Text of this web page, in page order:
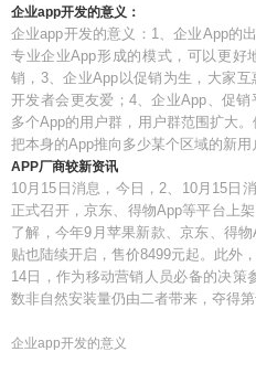
企业app开发的意义：
企业app开发的意义：1、企业App的
专业企业App形成的模式，可以更好
销，3、企业App以促销为生，大家
开发者会更友爱；4、企业App、促
多个App的用户群，用户群范围扩大
把本身的App推向多少某个区域的新用
APP厂商较新资讯
10月15日消息，今日，2、10月15日
正式召开，京东、得物App等平台上
了解，今年9月苹果新款、京东、得
贴也陆续开启，售价8499元起。此外
14日，作为移动营销人员必备的决策
数非自然安装量仍由二者带来，夺得
企业app开发的意义